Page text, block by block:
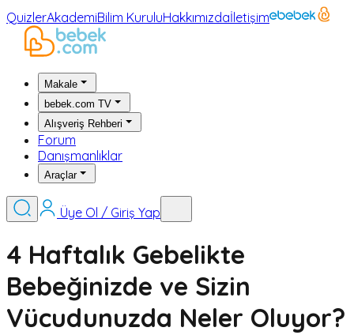
QuizlerAkademiBilim KuruluHakkımızdaİletişim
Makale
bebek.com TV
Alışveriş Rehberi
Forum
Danışmanlıklar
Araçlar
Üye Ol / Giriş Yap
4 Haftalık Gebelikte
Bebeğinizde ve Sizin
Vücudunuzda Neler Oluyor?